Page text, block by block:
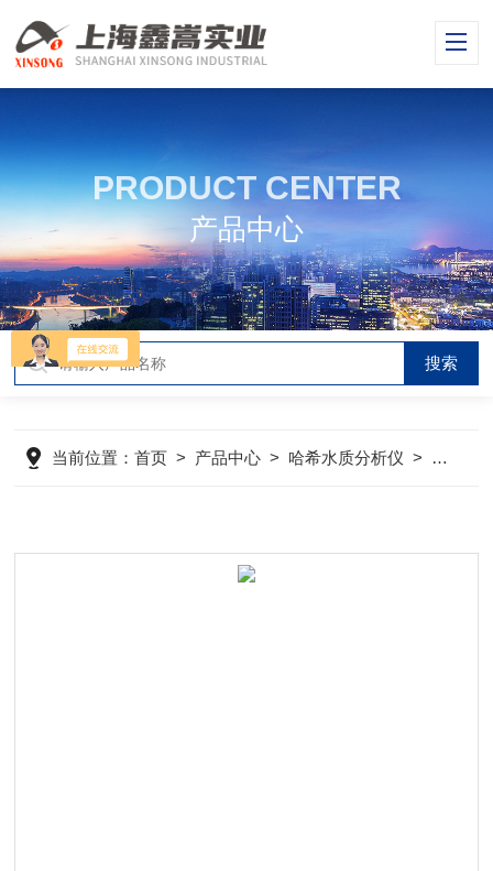
PRODUCT CENTER
产品中心
当前位置：首页 > 产品中心 > 哈希水质分析仪 > 哈希浊